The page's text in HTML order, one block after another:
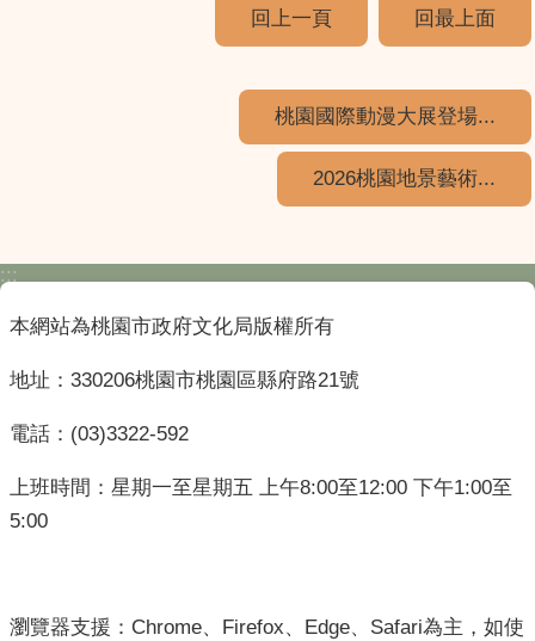
回上一頁 回最上面
桃園國際動漫大展登場...
2026桃園地景藝術...
:::
本網站為桃園市政府文化局版權所有
地址：330206桃園市桃園區縣府路21號
電話：(03)3322-592
上班時間：星期一至星期五 上午8:00至12:00 下午1:00至
5:00
瀏覽器支援：Chrome、Firefox、Edge、Safari為主，如使